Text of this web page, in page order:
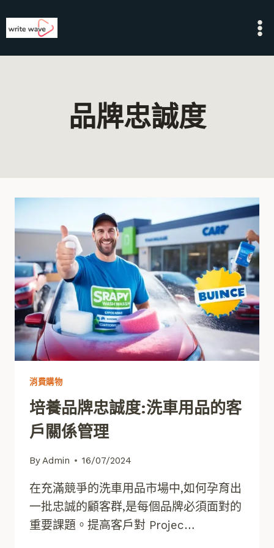
to
品牌忠誠度
消費購物
培養品牌忠誠度:洗車用品的客
戶關係管理
ByAdmin 16/07/2024
在充滿競爭的洗車用品市場中,如何孕育出
一批忠誠的顧客群,是每個品牌必須面對的
重要課題。提高客戶對 Projec…